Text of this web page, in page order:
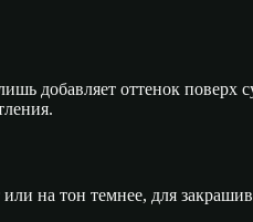
добавляет оттенок
на тон темнее, для